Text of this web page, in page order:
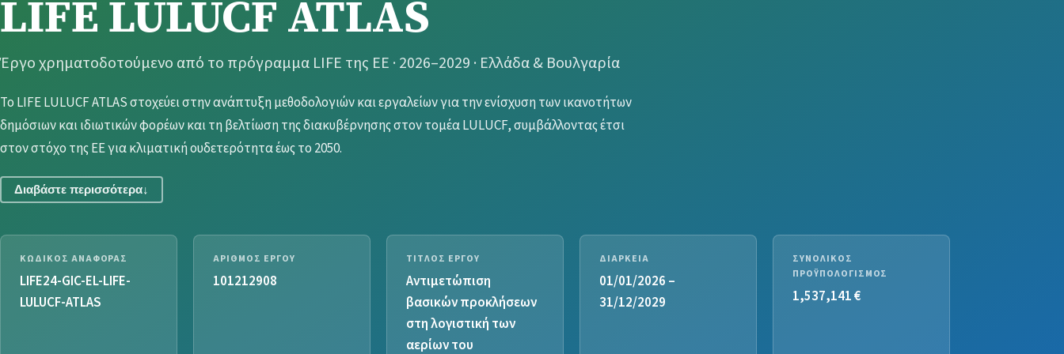
LIFE LULUCF ATLAS
Έργο χρηματοδοτούμενο από το πρόγραμμα LIFE της ΕΕ · 2026–2029 · Ελλάδα & Βουλγαρία
Το LIFE LULUCF ATLAS στοχεύει στην ανάπτυξη μεθοδολογιών και εργαλείων για την ενίσχυση των ικανοτήτων
δημόσιων και ιδιωτικών φορέων και τη βελτίωση της διακυβέρνησης στον τομέα LULUCF, συμβάλλοντας έτσι
στον στόχο της ΕΕ για κλιματική ουδετερότητα έως το 2050.
Διαβάστε περισσότερα↓
2050. Κεντρικό ρόλο σε αυτή την προσπάθεια διαδραματίζει ο τομέας Χρήσεων Γης, Αλλαγών Χρήσεων Γης και
Δασοπονίας (LULUCF), ο οποίος περιλαμβάνει δάση, καλλιεργήσιμες εκτάσεις, βοσκοτόπια, υγροτόπους και
οικισμούς, καθώς και αλλαγές στις χρήσεις γης όπως η δάσωση και η αποδάσωση. Ο τομέας LULUCF λειτουργεί ως
σημαντική καταβόθρα άνθρακα, αντισταθμίζοντας περίπου το 7% των εκπομπών της ΕΕ από άλλους τομείς, και
ΚΩΔΙΚΌΣ ΑΝΑΦΟΡΆΣ
LIFE24-GIC-EL-LIFE-
LULUCF-ATLAS
ΑΡΙΘΜΌΣ ΈΡΓΟΥ
101212908
ΤΊΤΛΟΣ ΈΡΓΟΥ
Αντιμετώπιση
βασικών προκλήσεων
στη λογιστική των
αερίων του
ΔΙΆΡΚΕΙΑ
01/01/2026 –
31/12/2029
ΣΥΝΟΛΙΚΌΣ
ΠΡΟΫΠΟΛΟΓΙΣΜΌΣ
1,537,141 €